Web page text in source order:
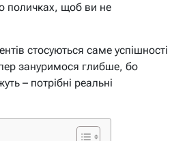
поличках, щоб ви не
стосуються саме успішності
зануримося глибше, бо
– потрібні реальні